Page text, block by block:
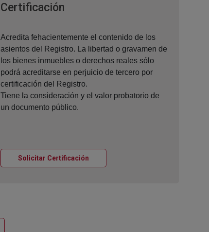
Certificación
Acredita fehacientemente el contenido de los
asientos del Registro. La libertad o gravamen de
los bienes inmuebles o derechos reales sólo
podrá acreditarse en perjuicio de tercero por
certificación del Registro.
Tiene la consideración y el valor probatorio de
un documento público.
Solicitar Certificación